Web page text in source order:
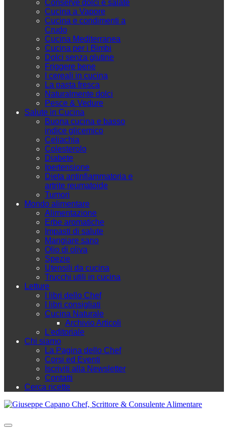
Conserve dolci e salate
Cucina a Vapore
Cucina e condimenti a
Crudo
Cucina Mediterranea
Cucina per i Bimbi
Dolci senza glutine
Friggere bene
I cereali in cucina
La pasta fresca
Naturalmente dolci
Pesce & Vedure
Salute in Cucina
Buona cucina e basso
indice glicemico
Celiachia
Colesterolo
Diabete
Ipertensione
Dieta antinfiammatoria e
artrite reumatoide
Tumori
Mondo alimentare
Alimentazione
Erbe aromatiche
Impasti di salute
Mangiare sano
Olio di oliva
Spezie
Utensili da cucina
Trucchi utili in cucina
Letture
I libri dello Chef
I libri consigliati
Cucina Naturale
Archivio Articoli
L'editoriale
Chi siamo
La Pagina dello Chef
Corsi ed Eventi
Iscriviti alla Newsletter
Contatti
Cerca ricette